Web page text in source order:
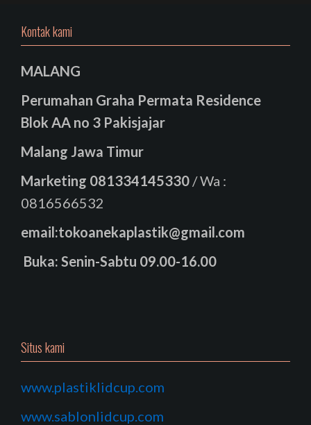
Kontak kami
MALANG
Perumahan Graha Permata Residence
Blok AA no 3 Pakisjajar
Malang Jawa Timur
Marketing 081334145330 / Wa :
0816566532
email:tokoanekaplastik@gmail.com
Buka: Senin-Sabtu 09.00-16.00
Situs kami
www.plastiklidcup.com
www.sablonlidcup.com